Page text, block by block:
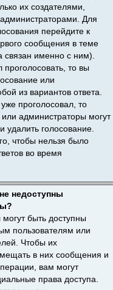
их создателями,
Для
перейдите к
сообщения в теме
связан именно с ним).
проголосовать, то вы
или
из вариантов ответа.
проголосовал, то
администраторы могут
удалить голосование.
чтобы нельзя было
во время
недоступны
быть доступны
пользователям или
Чтобы их
в них сообщения и
вам могут
права доступа.